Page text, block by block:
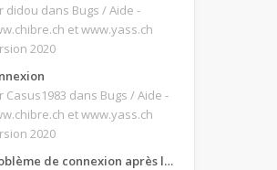
didou dans Bugs / Aide -
et www.yass.ch
2020
Casus1983 dans Bugs / Aide -
et www.yass.ch
2020
Problème de connexion après le changement d'adresse e-mail.